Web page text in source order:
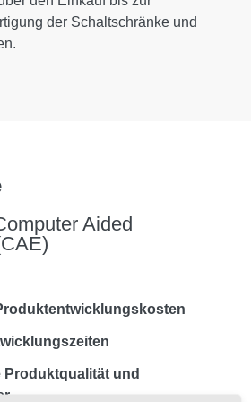
der Schaltschränke und
Aided
Produktqualität und